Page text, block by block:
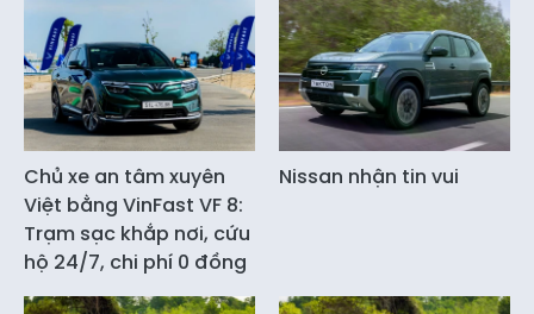
Chủ xe an tâm xuyên
Việt bằng VinFast VF 8:
Trạm sạc khắp nơi, cứu
hộ 24/7, chi phí 0 đồng
Nissan nhận tin vui